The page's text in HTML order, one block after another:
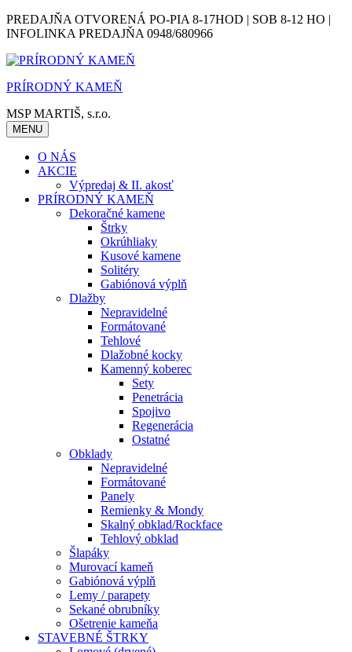
Skip
to
PREDAJŇA OTVORENÁ PO-PIA 8-17HOD | SOB 8-12 HO |
INFOLINKA PREDAJŇA 0948/680966
PRÍRODNÝ KAMEŇ
MSP MARTIŠ, s.r.o.
MENU
O NÁS
AKCIE
Výpredaj & II. akosť
PRÍRODNÝ KAMEŇ
Dekoračné kamene
Štrky
Okrúhliaky
Kusové kamene
Solitéry
Gabiónová výplň
Dlažby
Nepravidelné
Formátované
Tehlové
Dlažobné kocky
Kamenný koberec
Sety
Penetrácia
Spojivo
Regenerácia
Ostatné
Obklady
Nepravidelné
Formátované
Panely
Remienky & Mondy
Skalný obklad/Rockface
Tehlový obklad
Šlapáky
Murovací kameň
Gabiónová výplň
Lemy / parapety
Sekané obrubníky
Ošetrenie kameňa
STAVEBNÉ ŠTRKY